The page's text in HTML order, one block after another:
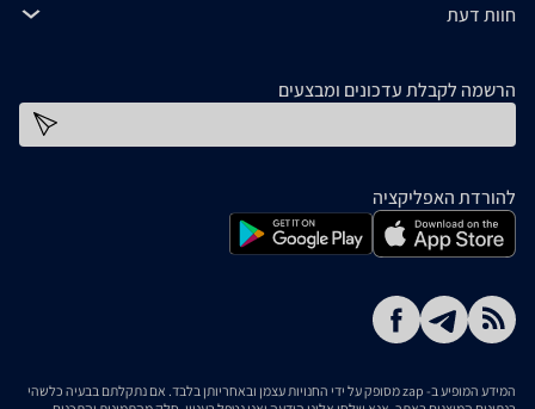
חוות דעת
הרשמה לקבלת עדכונים ומבצעים
להורדת האפליקציה
המידע המופיע ב- zap מסופק על ידי החנויות עצמן ובאחריותן בלבד. אם נתקלתם בבעיה כלשהי